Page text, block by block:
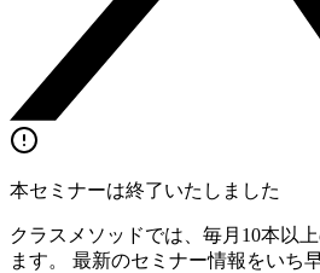
本セミナーは終了いたしました
クラスメソッドでは、毎月10本以
ます。 最新のセミナー情報をいち